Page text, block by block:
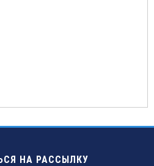
НА РАССЫЛКУ